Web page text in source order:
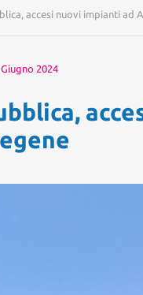
accesi nuovi impianti ad
2024